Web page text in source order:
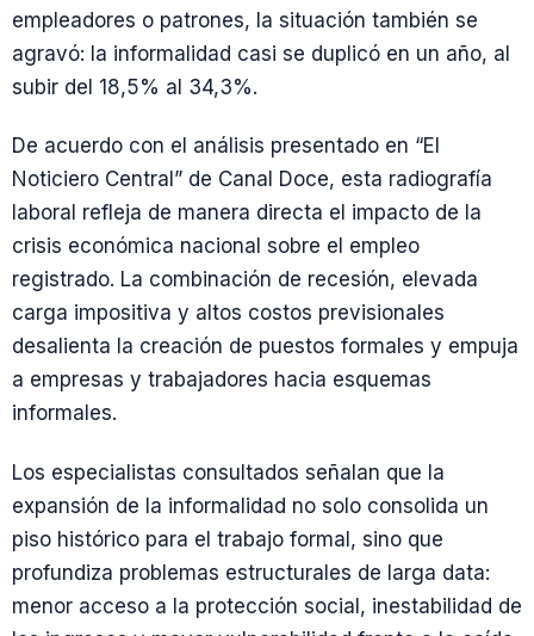
empleadores o patrones, la situación también se
agravó: la informalidad casi se duplicó en un año, al
subir del 18,5% al 34,3%.
De acuerdo con el análisis presentado en “El
Noticiero Central” de Canal Doce, esta radiografía
laboral refleja de manera directa el impacto de la
crisis económica nacional sobre el empleo
registrado. La combinación de recesión, elevada
carga impositiva y altos costos previsionales
desalienta la creación de puestos formales y empuja
a empresas y trabajadores hacia esquemas
informales.
Los especialistas consultados señalan que la
expansión de la informalidad no solo consolida un
piso histórico para el trabajo formal, sino que
profundiza problemas estructurales de larga data:
menor acceso a la protección social, inestabilidad de